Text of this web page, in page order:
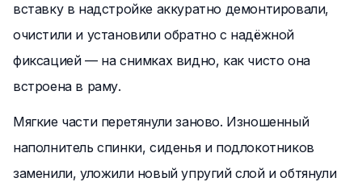
вставку в надстройке аккуратно демонтировали,
очистили и установили обратно с надёжной
фиксацией — на снимках видно, как чисто она
встроена в раму.
Мягкие части перетянули заново. Изношенный
наполнитель спинки, сиденья и подлокотников
заменили, уложили новый упругий слой и обтянули